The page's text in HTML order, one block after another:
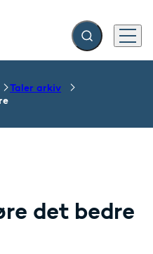
Fold søgefelt ud
Menu
Taler arkiv
det bedre